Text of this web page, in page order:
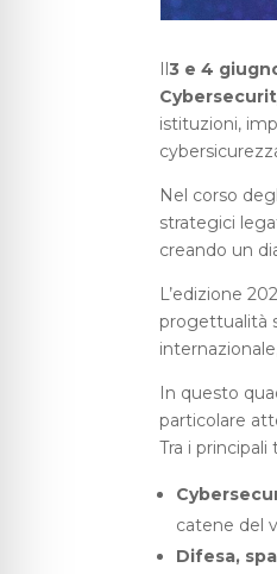
Il3 e 4
istituzioni,
Nel corso
strategici
creando un
L’edizione
progettualità
In questo
particolare
Tra i
catene del
Difesa,